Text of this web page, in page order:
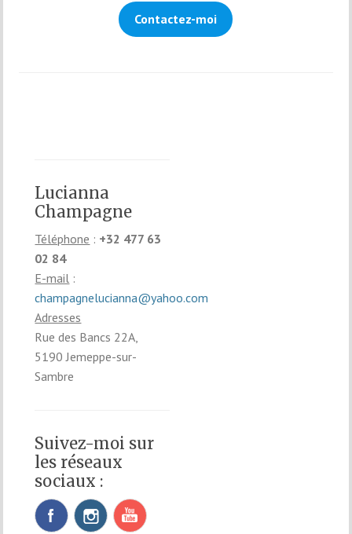
Contactez-moi
Lucianna
Champagne
Téléphone : +32 477 63
02 84
E-mail :
champagnelucianna@yahoo.com
Adresses
Rue des Bancs 22A,
5190 Jemeppe-sur-
Sambre
Suivez-moi sur
les réseaux
sociaux :